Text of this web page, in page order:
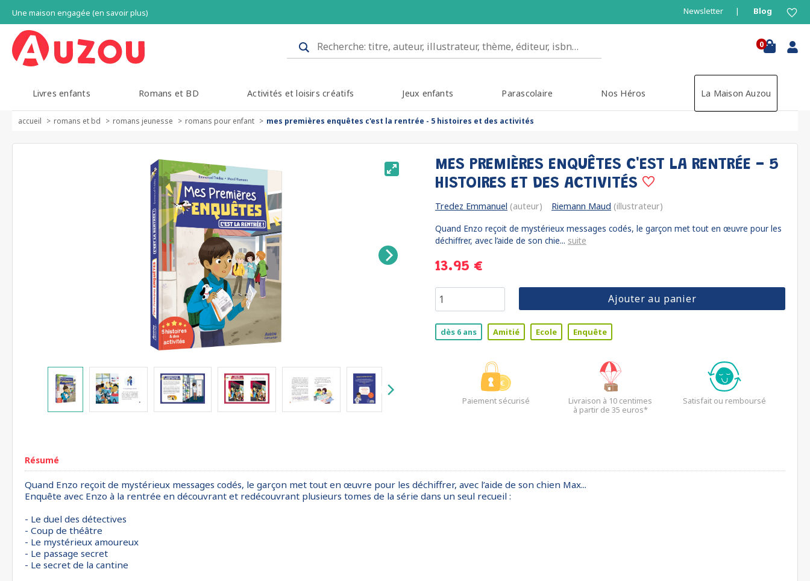
Une maison engagée (en savoir plus) Newsletter Blog
0
Livres enfants Romans et BD Activités et loisirs créatifs Jeux enfants Parascolaire Nos Héros La Maison Auzou
accueil romans et bd romans jeunesse romans pour enfant mes premières enquêtes c'est la rentrée - 5 histoires et des activités
MES PREMIÈRES ENQUÊTES C'EST LA RENTRÉE - 5
HISTOIRES ET DES ACTIVITÉS
Tredez Emmanuel (auteur) Riemann Maud (illustrateur)
Quand Enzo reçoit de mystérieux messages codés, le garçon met tout en œuvre pour les
déchiffrer, avec l’aide de son chie... suite
13.95 €
Ajouter au panier
dès 6 ans Amitié Ecole Enquête
Paiement sécurisé
Livraison à 10 centimes
à partir de 35 euros*
Satisfait ou remboursé
Résumé
Quand Enzo reçoit de mystérieux messages codés, le garçon met tout en œuvre pour les déchiffrer, avec l’aide de son chien Max...
Enquête avec Enzo à la rentrée en découvrant et redécouvrant plusieurs tomes de la série dans un seul recueil :
- Le duel des détectives
- Coup de théâtre
- Le mystérieux amoureux
- Le passage secret
- Le secret de la cantine